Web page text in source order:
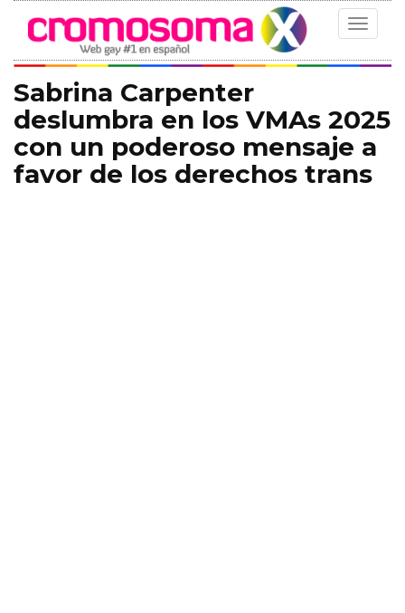
Toggle
Sabrina Carpenter
deslumbra en los VMAs 2025
con un poderoso mensaje a
favor de los derechos trans